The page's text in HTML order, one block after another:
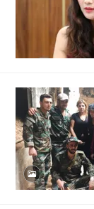
Thị trường
Tư vấn